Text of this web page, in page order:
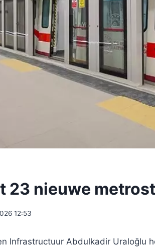
23 nieuwe
12:53
Infrastructuur Abdulkadir Uraloğlu